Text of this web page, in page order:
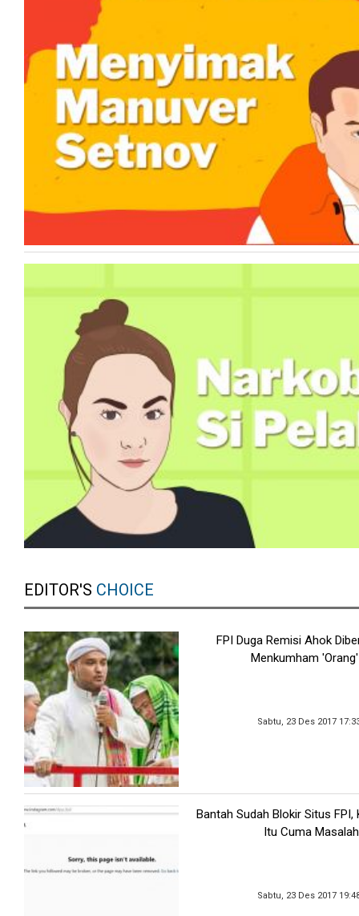
EDITOR'S CHOICE
FPI Duga Remisi Ahok
Menkumham
Sabtu, 23 Des 2017
Bantah Sudah Blokir Situs
Itu Cuma
Sabtu, 23 Des 2017